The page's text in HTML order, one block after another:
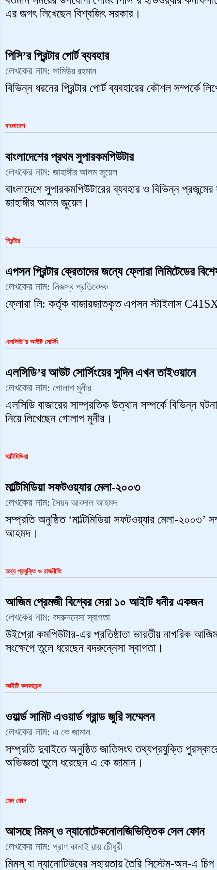
এর জগৎ লিখেছেন বিশ্বজিৎ সরকার।
পিসি’র প্রিন্টার পোর্ট ব্যবহার
লেখকের নাম: সামিউর রহমান
বিভিন্ন ধরনের প্রিন্টার পোর্ট ব্যবহারের কৌশল সম্পর্কে
বাংলাদেশ
বাংলাদেশের প্রথম সুপারকমপিউটার
লেখকের নাম: জাহাঙ্গীর আলম জুয়েল
বাংলাদেশে সুপারকমপিউটারের ব্যবহার ও বিভিন্ন
জাহাঙ্গীর আলম জুয়েল।
প্রিন্টার
এপসন প্রিন্টার ক্রেতাদের জন্যে ফ্লোরা লিমিটেডের
লেখকের নাম: নিজস্ব প্রতিবেদক
ফ্লোরা লি: কর্তৃক বাজারজাতকৃত এপসন স্টাইলাস C41SX
এলসিডি’র আউট সোর্সিং
এলসিডি’র আউট সোর্সিংয়ের সুদিন এখন তাইওয়ানে
লেখকের নাম: গোলাপ মুনীর
এলসিডি বাজারের সাম্প্রতিক উত্থান সম্পর্কে বিভিন্ন
নিয়ে লিখেছেন গোলাপ মুনীর।
মাল্টিমিডিয়া
মাল্টিমিডিয়া সফটওয়্যার মেলা-২০০৩
লেখকের নাম:সৈয়দ আবদাল আহমদ
সম্প্রতি অনুষ্ঠিত ‘মাল্টিমিডিয়া সফটওয়্যার মেলা-২০০৩’
‍আহমদ।
তথ্য প্রযুক্তি ও রাজনীতি
আজিম প্রেমজী বিশ্বের সেরা ১০ আইটি ধনীর একজন
লেখকের নাম: বদরুননেসা স্বাগতা
উইপ্রো কমপিউটার-এর প্রতিষ্ঠাতা ভারতীয় নাগরিক আজিম
সংক্ষেপে তুলে ধরেছেন বদরুন্নেসা স্বাগতা।
আইটি কনফারেন্স
ওয়ার্ল্ড সামিট এওয়ার্ড গ্রান্ড জুরি সম্মেলন
লেখকের নাম: এ কে জামান
সম্প্রতি দুবাইতে অনুষ্ঠিত জাতিসংঘ তথ্যপ্রযুক্তি
অভিজ্ঞতা তুলে ধরেছেন এ কে জামান।
সেল ফোন
আসছে মিমস্‌ ও ন্যানোটেকনোলজিভিত্তিক সেল ফোন
লেখকের নাম: প্রাণ কানাই রায় চেীধুরী
মিমস্‌ বা ন্যানোটিউবের সহায়তায় তৈরি সিস্টেম-অন-এ